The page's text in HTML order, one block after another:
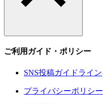
ご利用ガイド・ポリシー
SNS投稿ガイドライン
プライバシーポリシー